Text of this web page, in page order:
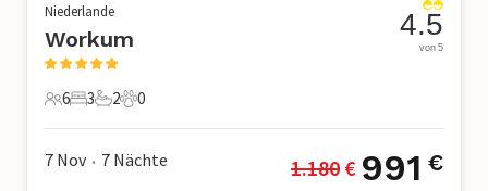
Niederlande
Workum
6 Gäste
6
3 Schlafzimmer
3
2 Badezimmer
2
0 Haustiere
0
4.5
von 5
7 Nov • 7 Nächte 1.180 € 991 €